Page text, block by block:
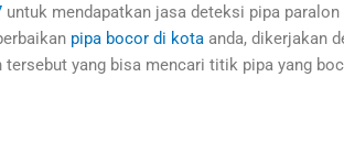
untuk mendapatkan jasa deteksi pipa
pipa bocor di kota anda, dikerjakan
yang bisa mencari titik pipa yang